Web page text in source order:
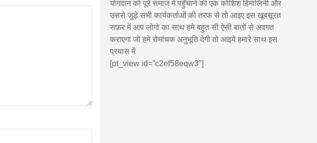
योगदान को पूरे समाज मे पहुँचाने की एक कोशिश हिमालिनी और
उससे जुड़े सभी कार्यकर्ताओं की तरफ से तो आइए इस खूबसूरत
सफ़र में आप लोगो का साथ हमे बहुत सी ऐसी बातों से अवगत
कराएगा जो हमे रोमांचक अनुभूति देगी तो आइये हमारे साथ इस
प्रयास में
[pt_view id=”c2ef58eqw3″]